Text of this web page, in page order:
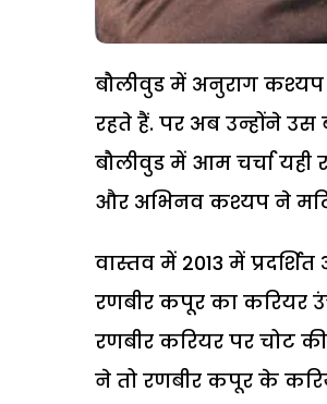
बौलीवुड में अनुराग कश्यप
रहते हैं. पर अब उन्होंने उस
बौलीवुड में आम चर्चा
और अभिनव कश्यप ने
वास्तव में 2013 में
रणबीर कपूर का करियर
रणबीर करियर पर चोट
ने तो रणबीर कपूर के